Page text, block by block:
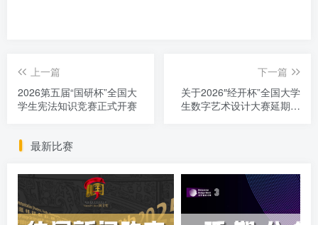
上一篇
2026第五届“国研杯”全国大
学生宪法知识竞赛正式开赛
下一篇
关于2026″经开杯”全国大学
生数字艺术设计大赛延期截
最新比赛